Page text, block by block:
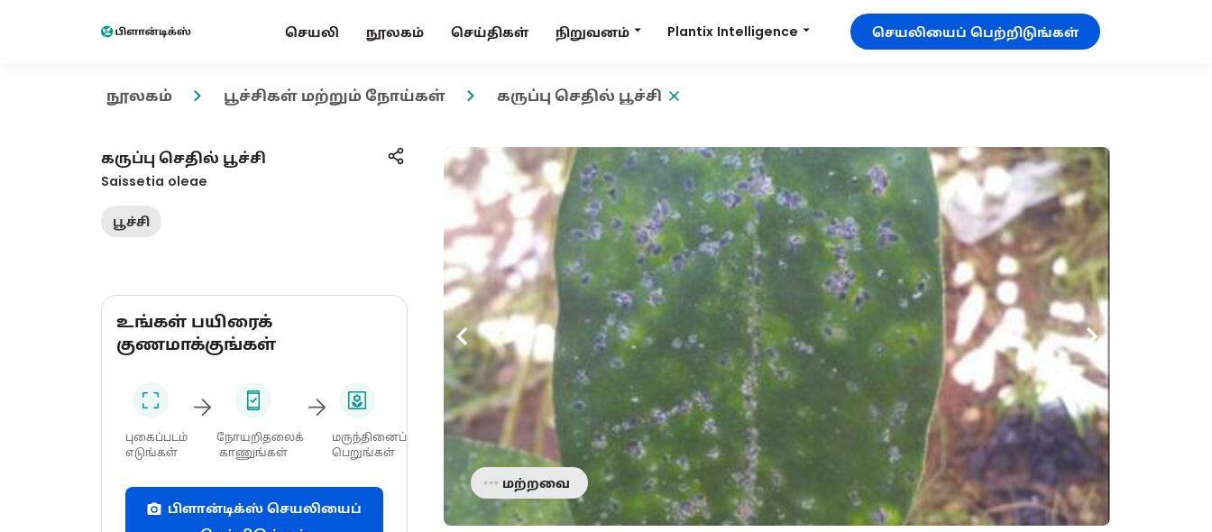
செயலி நூலகம் செய்திகள் நிறுவனம் Plantix Intelligence செயலியைப் பெற்றிடுங்கள்
நூலகம் பூச்சிகள் மற்றும் நோய்கள் கருப்பு செதில் பூச்சி
கருப்பு செதில் பூச்சி
Saissetia oleae
பூச்சி
உங்கள் பயிரைக்
குணமாக்குங்கள்
புகைப்படம்
எடுங்கள்
நோயறிதலைக்
காணுங்கள்
மருந்தினைப்
பெறுங்கள்
பிளான்டிக்ஸ் செயலியைப்
மற்றவை